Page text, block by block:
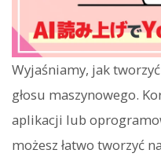
Wyjaśniamy, jak
głosu maszynowego.
aplikacji lub
możesz łatwo tworzyć